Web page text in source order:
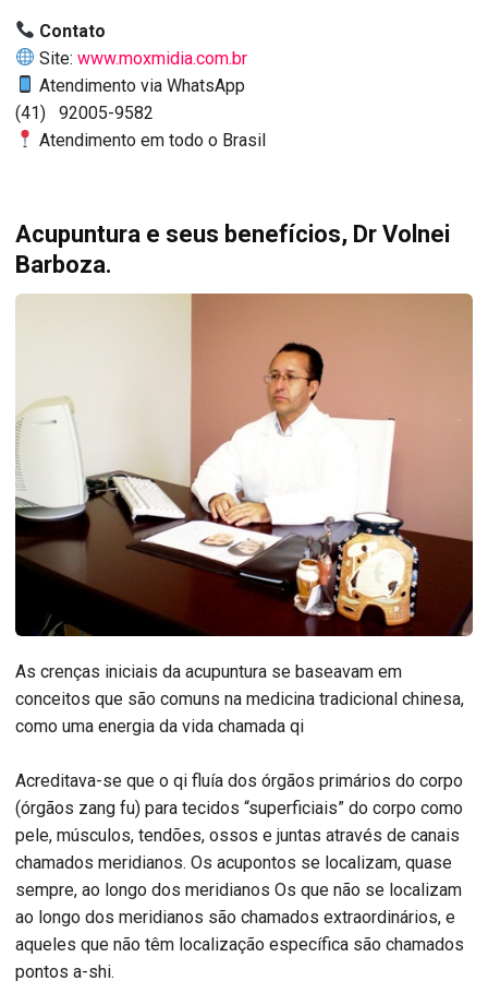
Contato
Site:www.moxmidia.com.br
Atendimento via WhatsApp
(41) 92005-9582
Atendimento em todo o Brasil
Acupuntura e seus benefícios, Dr Volnei
Barboza.
As crenças iniciais da acupuntura se baseavam em
conceitos que são comuns na medicina tradicional chinesa,
como uma energia da vida chamada qi
Acreditava-se que o qi fluía dos órgãos primários do corpo
(órgãos zang fu) para tecidos “superficiais” do corpo como
pele, músculos, tendões, ossos e juntas através de canais
chamados meridianos. Os acupontos se localizam, quase
sempre, ao longo dos meridianos Os que não se localizam
ao longo dos meridianos são chamados extraordinários, e
aqueles que não têm localização específica são chamados
pontos a-shi.